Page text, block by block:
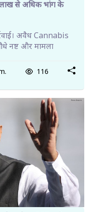
लाख से अधिक भांग के
अवैध Cannabis
नष्ट और मामला
116